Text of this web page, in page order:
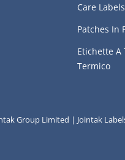
Care
Patches In
Etichette
Termico
Group Limited | Jointak